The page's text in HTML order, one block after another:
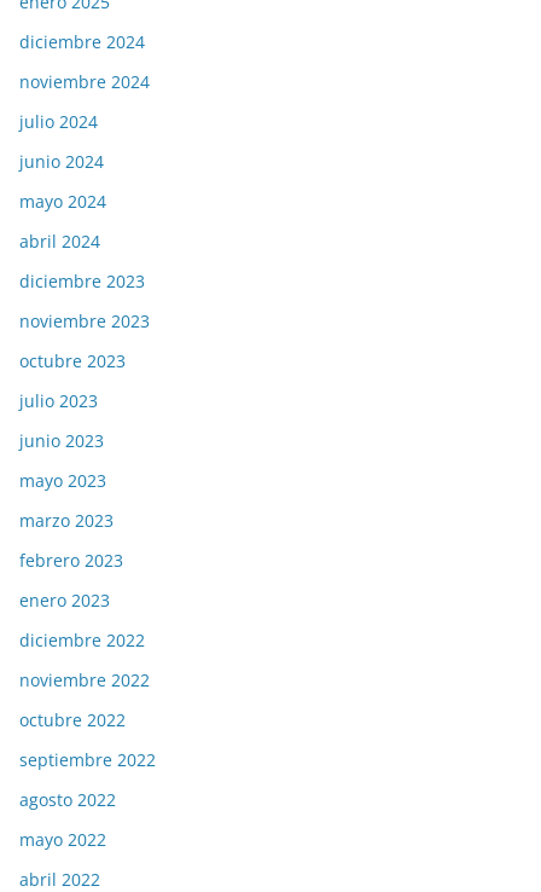
diciembre 2024
noviembre 2024
julio 2024
junio 2024
mayo 2024
abril 2024
diciembre 2023
noviembre 2023
octubre 2023
julio 2023
junio 2023
mayo 2023
marzo 2023
febrero 2023
enero 2023
diciembre 2022
noviembre 2022
octubre 2022
septiembre 2022
agosto 2022
mayo 2022
abril 2022